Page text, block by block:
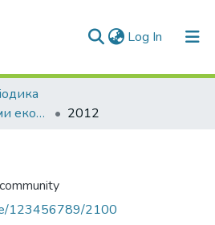
Log In (current)
Актуальні проблеми економіки та управління
2012
123456789/2100